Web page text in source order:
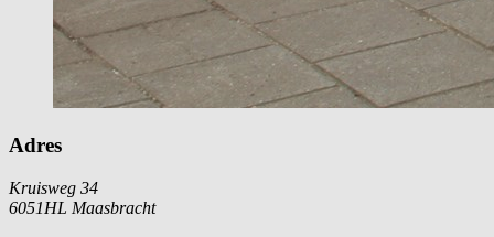
Adres
Kruisweg 34
6051HL Maasbracht